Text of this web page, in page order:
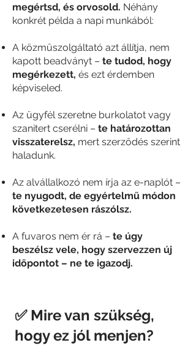
megértsd, és orvosold. Néhány
konkrét példa a napi munkából:
A közműszolgáltató azt állítja, nem
kapott beadványt – te tudod, hogy
megérkezett, és ezt érdemben
képviseled.
Az ügyfél szeretne burkolatot vagy
szanitert cserélni – te határozottan
visszaterelsz, mert szerződés szerint
haladunk.
Az alvállalkozó nem írja az e-naplót –
te nyugodt, de egyértelmű módon
következetesen rászólsz.
A fuvaros nem ér rá – te úgy
beszélsz vele, hogy szervezzen új
időpontot – ne te igazodj.
✅ Mire van szükség,
hogy ez jól menjen?